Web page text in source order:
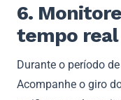
6.
tempo real
Durante o período
Acompanhe o giro